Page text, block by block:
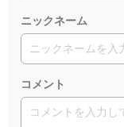
ニックネーム
コメント